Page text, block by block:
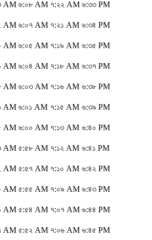
AM ৬:০৮ AM ৭:২২ AM ৬:৩৩ PM
AM ৬:০৭ AM ৭:২১ AM ৬:৩৪ PM
AM ৬:০৫ AM ৭:১৯ AM ৬:৩৫ PM
AM ৬:০৪ AM ৭:১৮ AM ৬:৩৭ PM
AM ৬:০৩ AM ৭:১৬ AM ৬:৩৮ PM
AM ৬:০১ AM ৭:১৫ AM ৬:৩৯ PM
AM ৬:০০ AM ৭:১৩ AM ৬:৪০ PM
AM ৫:৫৮ AM ৭:১২ AM ৬:৪১ PM
AM ৫:৫৭ AM ৭:১০ AM ৬:৪২ PM
AM ৫:৫৫ AM ৭:০৯ AM ৬:৪৩ PM
AM ৫:৫৪ AM ৭:০৭ AM ৬:৪৪ PM
AM ৫:৫২ AM ৭:০৬ AM ৬:৪৫ PM